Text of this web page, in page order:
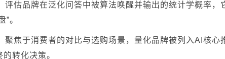
评估品牌在泛化问答中被算法唤醒并输出的统计学概率，
”。
聚焦于消费者的对比与选购场景，量化品牌被列入AI核心
转化决策。